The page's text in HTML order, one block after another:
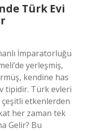
Türk Evi
İmparatorluğu
yerleşmiş,
kendine has
tipidir. Türk evleri
çeşitli etkenlerden
her zaman tek
Gelir? Bu